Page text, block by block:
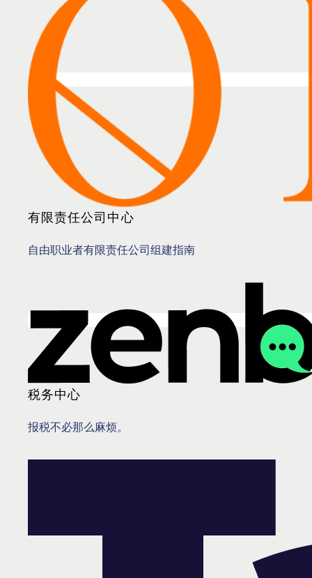
有限责任公司中心
自由职业者有限责任公司组建指南
税务中心
报税不必那么麻烦。